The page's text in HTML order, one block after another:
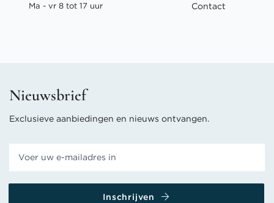
Ma - vr 8 tot 17 uur Contact
Nieuwsbrief
Exclusieve aanbiedingen en nieuws ontvangen.
Inschrijven